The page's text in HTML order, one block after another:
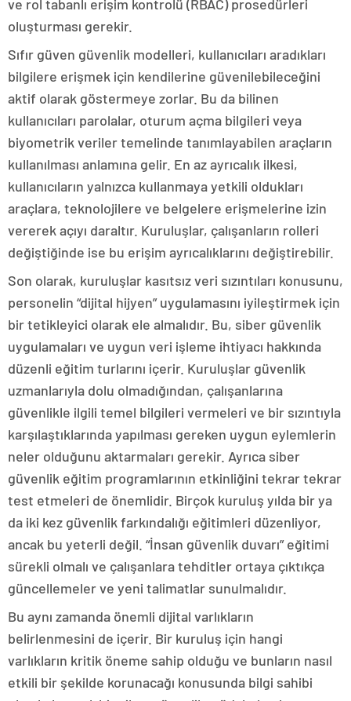
ve rol tabanlı erişim kontrolü (RBAC) prosedürleri
oluşturması gerekir.
Sıfır güven güvenlik modelleri, kullanıcıları aradıkları
bilgilere erişmek için kendilerine güvenilebileceğini
aktif olarak göstermeye zorlar. Bu da bilinen
kullanıcıları parolalar, oturum açma bilgileri veya
biyometrik veriler temelinde tanımlayabilen araçların
kullanılması anlamına gelir. En az ayrıcalık ilkesi,
kullanıcıların yalnızca kullanmaya yetkili oldukları
araçlara, teknolojilere ve belgelere erişmelerine izin
vererek açıyı daraltır. Kuruluşlar, çalışanların rolleri
değiştiğinde ise bu erişim ayrıcalıklarını değiştirebilir.
Son olarak, kuruluşlar kasıtsız veri sızıntıları konusunu,
personelin “dijital hijyen” uygulamasını iyileştirmek için
bir tetikleyici olarak ele almalıdır. Bu, siber güvenlik
uygulamaları ve uygun veri işleme ihtiyacı hakkında
düzenli eğitim turlarını içerir. Kuruluşlar güvenlik
uzmanlarıyla dolu olmadığından, çalışanlarına
güvenlikle ilgili temel bilgileri vermeleri ve bir sızıntıyla
karşılaştıklarında yapılması gereken uygun eylemlerin
neler olduğunu aktarmaları gerekir. Ayrıca siber
güvenlik eğitim programlarının etkinliğini tekrar tekrar
test etmeleri de önemlidir. Birçok kuruluş yılda bir ya
da iki kez güvenlik farkındalığı eğitimleri düzenliyor,
ancak bu yeterli değil. “İnsan güvenlik duvarı” eğitimi
sürekli olmalı ve çalışanlara tehditler ortaya çıktıkça
güncellemeler ve yeni talimatlar sunulmalıdır.
Bu aynı zamanda önemli dijital varlıkların
belirlenmesini de içerir. Bir kuruluş için hangi
varlıkların kritik öneme sahip olduğu ve bunların nasıl
etkili bir şekilde korunacağı konusunda bilgi sahibi